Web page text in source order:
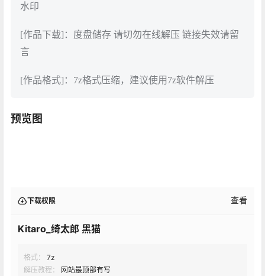
水印
[作品下载]：度盘储存 请切勿在线解压 链接失效请留
言
[作品格式]：7z格式压缩，建议使用7z软件解压
预览图
下载权限 查看
Kitaro_绮太郎 黑猫
格式：
7z
解压教程：
网站最顶部有写